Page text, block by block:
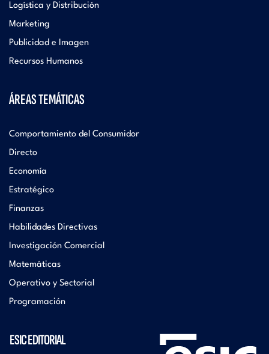
Logística y Distribución
Marketing
Publicidad e Imagen
Recursos Humanos
ÁREAS TEMÁTICAS
Comportamiento del Consumidor
Directo
Economía
Estratégico
Finanzas
Habilidades Directivas
Investigación Comercial
Matemáticas
Operativo y Sectorial
Programación
ESIC EDITORIAL